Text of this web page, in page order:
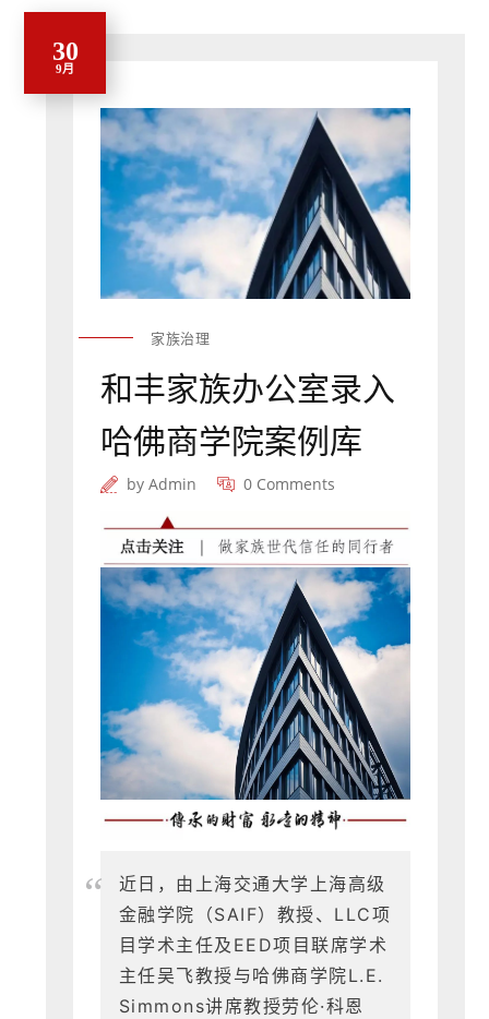
30
9月
家族治理
和丰家族办公室录入
哈佛商学院案例库
byAdmin 0 Comments
“
近日，由上海交通大学上海高级
金融学院（SAIF）教授、LLC项
目学术主任及EED项目联席学术
主任吴飞教授与哈佛商学院L.E.
Simmons讲席教授劳伦·科恩